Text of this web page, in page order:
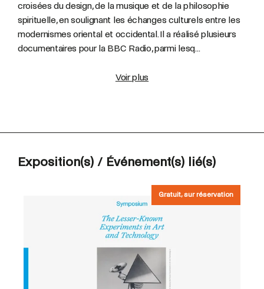
croisées du design, de la musique et de la philosophie
spirituelle, en soulignant les échanges culturels entre les
modernismes oriental et occidental. Il a réalisé plusieurs
documentaires pour la BBC Radio, parmi lesq...
Voir plus
Exposition(s) / Événement(s) lié(s)
Gratuit, sur réservation